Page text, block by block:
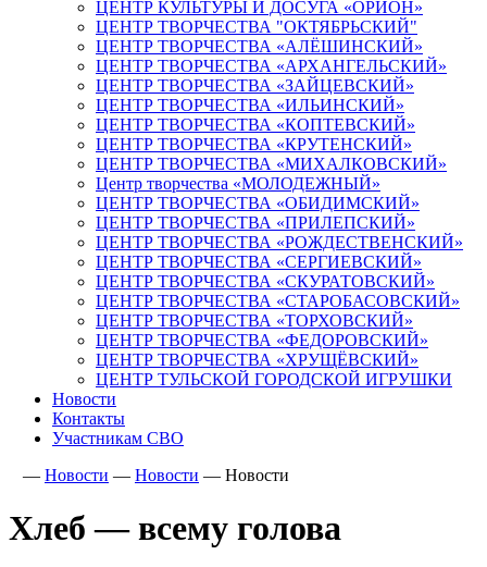
ЦЕНТР КУЛЬТУРЫ И ДОСУГА «ОРИОН»
ЦЕНТР ТВОРЧЕСТВА "ОКТЯБРЬСКИЙ"
ЦЕНТР ТВОРЧЕСТВА «АЛЁШИНСКИЙ»
ЦЕНТР ТВОРЧЕСТВА «АРХАНГЕЛЬСКИЙ»
ЦЕНТР ТВОРЧЕСТВА «ЗАЙЦЕВСКИЙ»
ЦЕНТР ТВОРЧЕСТВА «ИЛЬИНСКИЙ»
ЦЕНТР ТВОРЧЕСТВА «КОПТЕВСКИЙ»
ЦЕНТР ТВОРЧЕСТВА «КРУТЕНСКИЙ»
ЦЕНТР ТВОРЧЕСТВА «МИХАЛКОВСКИЙ»
Центр творчества «МОЛОДЕЖНЫЙ»
ЦЕНТР ТВОРЧЕСТВА «ОБИДИМСКИЙ»
ЦЕНТР ТВОРЧЕСТВА «ПРИЛЕПСКИЙ»
ЦЕНТР ТВОРЧЕСТВА «РОЖДЕСТВЕНСКИЙ»
ЦЕНТР ТВОРЧЕСТВА «СЕРГИЕВСКИЙ»
ЦЕНТР ТВОРЧЕСТВА «СКУРАТОВСКИЙ»
ЦЕНТР ТВОРЧЕСТВА «СТАРОБАСОВСКИЙ»
ЦЕНТР ТВОРЧЕСТВА «ТОРХОВСКИЙ»
ЦЕНТР ТВОРЧЕСТВА «ФЕДОРОВСКИЙ»
ЦЕНТР ТВОРЧЕСТВА «ХРУЩЁВСКИЙ»
ЦЕНТР ТУЛЬСКОЙ ГОРОДСКОЙ ИГРУШКИ
Новости
Контакты
Участникам СВО
— Новости — Новости — Новости
Хлеб — всему голова